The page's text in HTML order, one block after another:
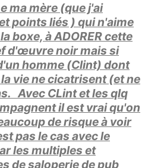
ma mère (que j'ai
points liés ) qui n'aime
boxe, à ADORER cette
d'œuvre noir mais si
homme (Clint) dont
vie ne cicatrisent (et ne
Avec CLint et les qlq
il est vrai qu'on
de risque à voir
pas le cas avec le
les multiples et
de saloperie de pub